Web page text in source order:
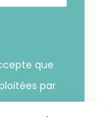
que
par